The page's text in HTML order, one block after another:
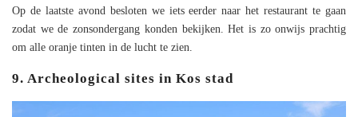
Op de laatste avond besloten we iets eerder naar het restaurant te gaan
zodat we de zonsondergang konden bekijken. Het is zo onwijs prachtig
om alle oranje tinten in de lucht te zien.
9. Archeological sites in Kos stad